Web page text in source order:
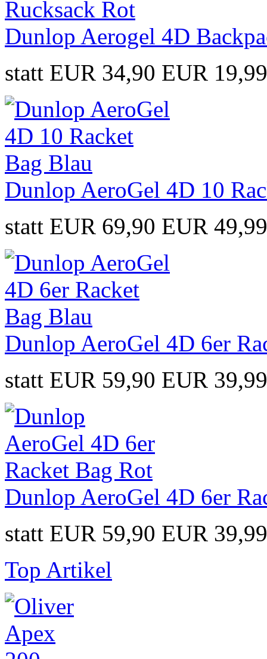
Dunlop Aerogel 4D
statt EUR 34,90 EUR
Dunlop AeroGel 4D 10
statt EUR 69,90 EUR
Dunlop AeroGel 4D 6er
statt EUR 59,90 EUR
Dunlop AeroGel 4D 6er
statt EUR 59,90 EUR
Top Artikel